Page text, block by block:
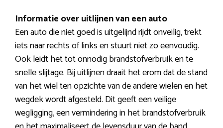
Informatie over uitlijnen van een auto
Een auto die niet goed is uitgelijnd rijdt onveilig, trekt
iets naar rechts of links en stuurt niet zo eenvoudig.
Ook leidt het tot onnodig brandstofverbruik en te
snelle slijtage. Bij uitlijnen draait het erom dat de stand
van het wiel ten opzichte van de andere wielen en het
wegdek wordt afgesteld. Dit geeft een veilige
wegligging, een vermindering in het brandstofverbruik